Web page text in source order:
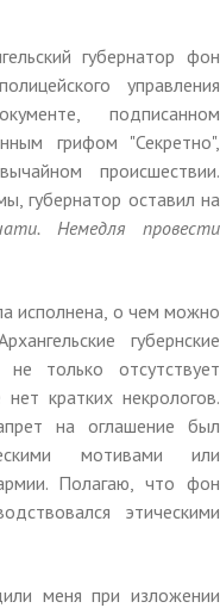
губернатор фон
управления
подписанном
грифом "Секретно",
происшествии.
губернатор оставил на
Немедля провести
исполнена, о чем можно
губернские
только отсутствует
кратких некрологов.
на оглашение был
мотивами или
Полагаю, что фон
этическими
меня при изложении